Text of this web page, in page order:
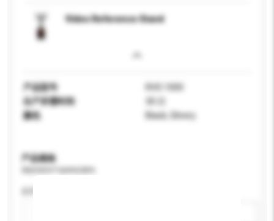
Video Reference Stand
产品型号
RVS 1000
生产所需时间
30 日
颜色
Black, Silvery
产品规格